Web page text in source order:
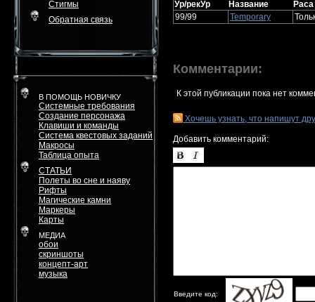
Стигмы
Обратная связь
В ПОМОЩЬ НОВИЧКУ
Системные требования
Создание персонажа
Клавиши и команды
Система квестовых заданий
Макросы
Таблица опыта
СТАТЬИ
Полеты во сне и наяву
Рифты
Магические камни
Маркеры
Карты
МЕДИА
обои
скриншоты
концепт-арт
музыка
Ур/рекУр Название
Раса
99/99
Temporary
Комментарии:
К этой публикации пока нет
Хочешь узнать, что напишут
Добавить комментарий:
Введите код: